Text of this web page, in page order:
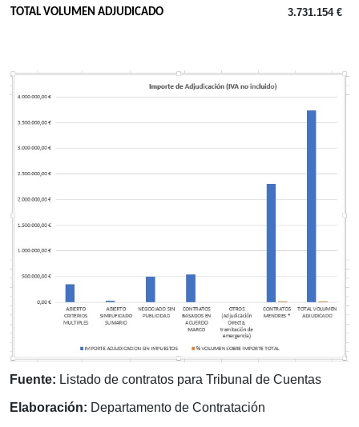
TOTAL VOLUMEN ADJUDICADO
3.731.154 €
Fuente: Listado de contratos para Tribunal de Cuentas
Elaboración: Departamento de Contratación